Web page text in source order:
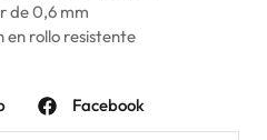
de 0,6 mm
en rollo resistente
Facebook